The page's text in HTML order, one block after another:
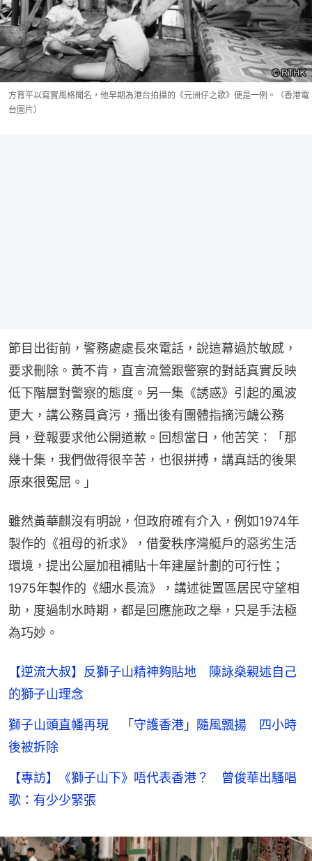
方育平以寫實風格聞名，他早期為港台拍攝的《元洲仔之歌》便是一例。（香港電
台圖片）
節目出街前，警務處處長來電話，說這幕過於敏感，
要求刪除。黃不肯，直言流鶯跟警察的對話真實反映
低下階層對警察的態度。另一集《誘惑》引起的風波
更大，講公務員貪污，播出後有團體指摘污衊公務
員，登報要求他公開道歉。回想當日，他苦笑：「那
幾十集，我們做得很辛苦，也很拼搏，講真話的後果
原來很冤屈。」
雖然黃華麒沒有明說，但政府確有介入，例如1974年
製作的《祖母的祈求》，借愛秩序灣艇戶的惡劣生活
環境，提出公屋加租補貼十年建屋計劃的可行性；
1975年製作的《細水長流》，講述徙置區居民守望相
助，度過制水時期，都是回應施政之舉，只是手法極
為巧妙。
【逆流大叔】反獅子山精神夠貼地 陳詠燊親述自己
的獅子山理念
獅子山頭直幡再現 「守護香港」隨風飄揚 四小時
後被拆除
【專訪】《獅子山下》唔代表香港？ 曾俊華出騷唱
歌：有少少緊張